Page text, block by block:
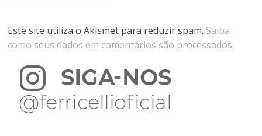
Este site utiliza o Akismet para reduzir spam. Saiba
como seus dados em comentários são processados.